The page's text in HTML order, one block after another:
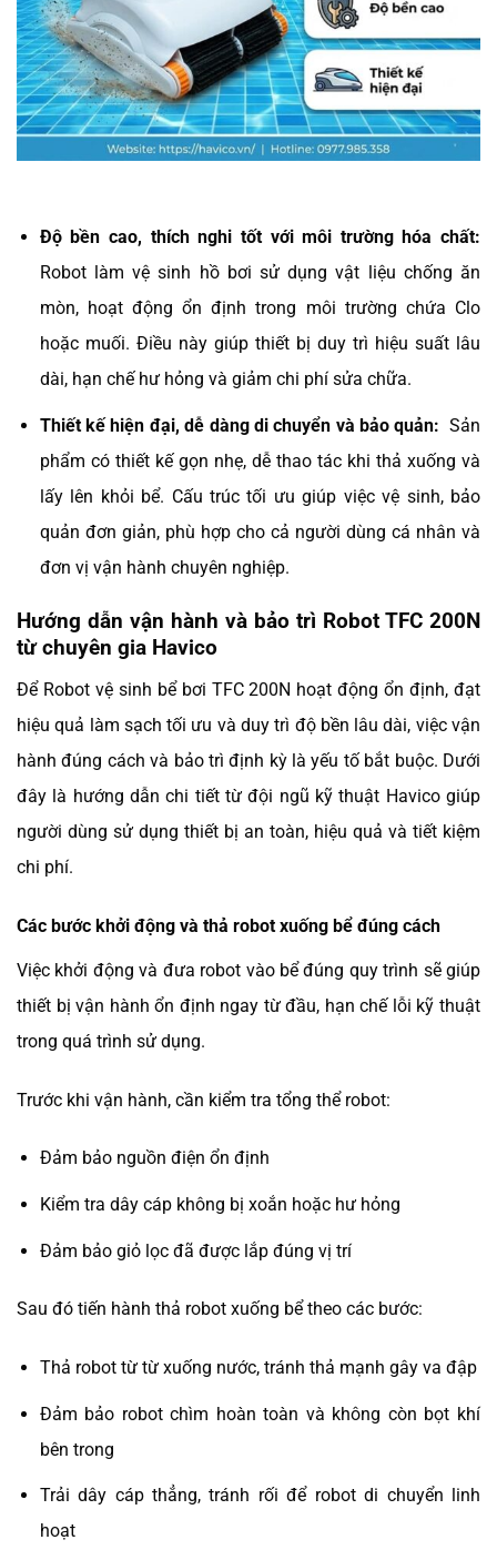
Độ bền cao, thích nghi tốt với môi trường hóa chất:
Robot làm vệ sinh hồ bơi sử dụng vật liệu chống ăn
mòn, hoạt động ổn định trong môi trường chứa Clo
hoặc muối. Điều này giúp thiết bị duy trì hiệu suất lâu
dài, hạn chế hư hỏng và giảm chi phí sửa chữa.
Thiết kế hiện đại, dễ dàng di chuyển và bảo quản: Sản
phẩm có thiết kế gọn nhẹ, dễ thao tác khi thả xuống và
lấy lên khỏi bể. Cấu trúc tối ưu giúp việc vệ sinh, bảo
quản đơn giản, phù hợp cho cả người dùng cá nhân và
đơn vị vận hành chuyên nghiệp.
Hướng dẫn vận hành và bảo trì Robot TFC 200N
từ chuyên gia Havico
Để Robot vệ sinh bể bơi TFC 200N hoạt động ổn định, đạt
hiệu quả làm sạch tối ưu và duy trì độ bền lâu dài, việc vận
hành đúng cách và bảo trì định kỳ là yếu tố bắt buộc. Dưới
đây là hướng dẫn chi tiết từ đội ngũ kỹ thuật Havico giúp
người dùng sử dụng thiết bị an toàn, hiệu quả và tiết kiệm
chi phí.
Các bước khởi động và thả robot xuống bể đúng cách
Việc khởi động và đưa robot vào bể đúng quy trình sẽ giúp
thiết bị vận hành ổn định ngay từ đầu, hạn chế lỗi kỹ thuật
trong quá trình sử dụng.
Trước khi vận hành, cần kiểm tra tổng thể robot:
Đảm bảo nguồn điện ổn định
Kiểm tra dây cáp không bị xoắn hoặc hư hỏng
Đảm bảo giỏ lọc đã được lắp đúng vị trí
Sau đó tiến hành thả robot xuống bể theo các bước:
Thả robot từ từ xuống nước, tránh thả mạnh gây va đập
Đảm bảo robot chìm hoàn toàn và không còn bọt khí
bên trong
Trải dây cáp thẳng, tránh rối để robot di chuyển linh
hoạt